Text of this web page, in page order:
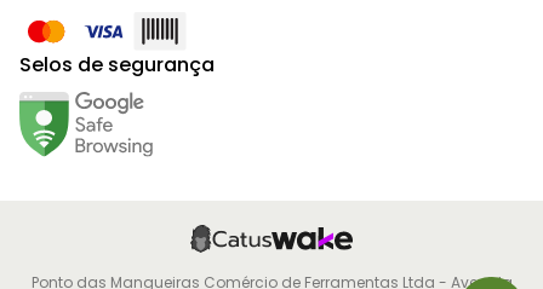
Selos de segurança
Ponto das Mangueiras Comércio de Ferramentas Ltda - Avenida